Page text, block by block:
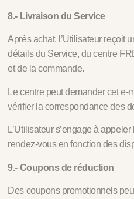
8.- Livraison du Service
Après achat, l’Utilisateur reçoit
détails du Service, du centre
et de la commande.
Le centre peut demander cet e-
vérifier la correspondance des
L’Utilisateur s’engage à
rendez-vous en fonction des
9.- Coupons de réduction
Des coupons promotionnels